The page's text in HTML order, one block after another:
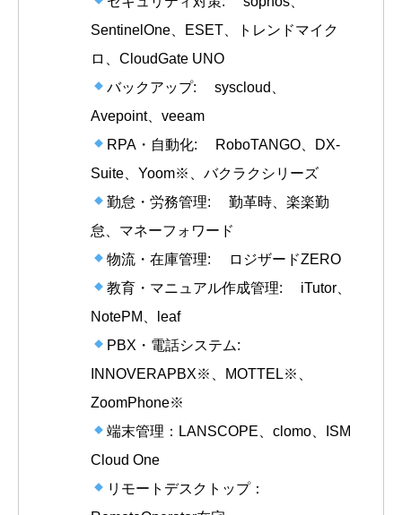
SentinelOne、ESET、トレンドマイク
ロ、CloudGate UNO
バックアップ: syscloud、
Avepoint、veeam
RPA・自動化: RoboTANGO、DX-
Suite、Yoom※、バクラクシリーズ
勤怠・労務管理: 勤革時、楽楽勤
怠、マネーフォワード
物流・在庫管理: ロジザードZERO
教育・マニュアル作成管理: iTutor、
NotePM、leaf
PBX・電話システム:
INNOVERAPBX※、MOTTEL※、
ZoomPhone※
端末管理：LANSCOPE、clomo、ISM
Cloud One
リモートデスクトップ：